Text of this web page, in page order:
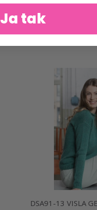
DSA91-13 VISLA
Ja tak